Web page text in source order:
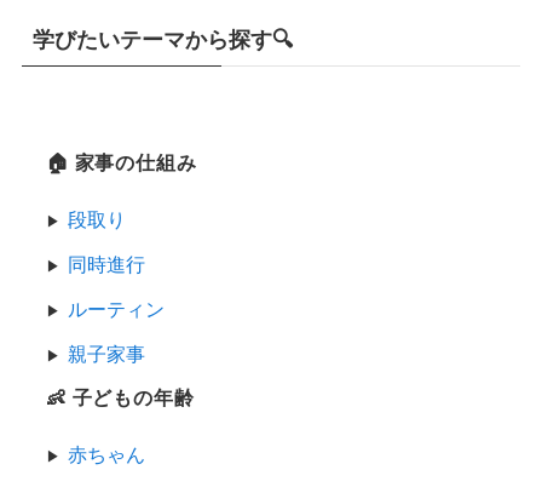
学びたいテーマから探す🔍
🏠 家事の仕組み
段取り
同時進行
ルーティン
親子家事
👶 子どもの年齢
赤ちゃん